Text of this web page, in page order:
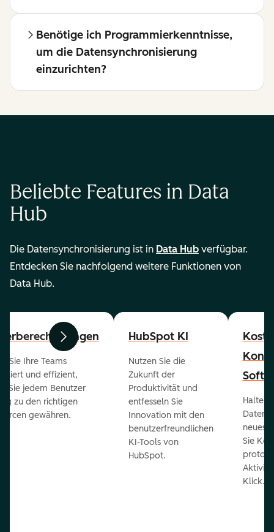
Benötige ich Programmierkenntnisse,
um die Datensynchronisierung
einzurichten?
Beliebte Features in Data
Hub
Die Datensynchronisierung ist in Data Hub verfügbar.
Entdecken Sie nachfolgend weitere Funktionen von
Data Hub.
ZurückWeiter
Sie Ihre Teams
und effizient,
Sie jedem Benutzer
zu den richtigen
gewähren.
HubSpot KI
Nutzen Sie die
Zukunft der
Produktivität und
entfesseln Sie
Innovation mit den
benutzerfreundlichen
KI-Tools von
HubSpot.
Halten
Daten
Sie
Klick.